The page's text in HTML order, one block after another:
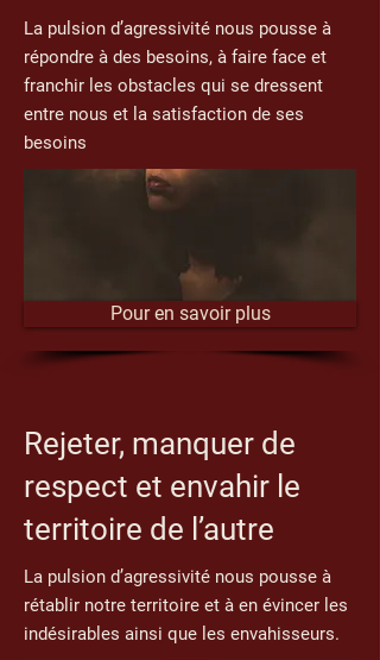
La pulsion d’agressivité nous pousse à
répondre à des besoins, à faire face et
franchir les obstacles qui se dressent
entre nous et la satisfaction de ses
besoins
Pour en savoir plus
Rejeter, manquer de
respect et envahir le
territoire de l’autre
La pulsion d’agressivité nous pousse à
rétablir notre territoire et à en évincer les
indésirables ainsi que les envahisseurs.